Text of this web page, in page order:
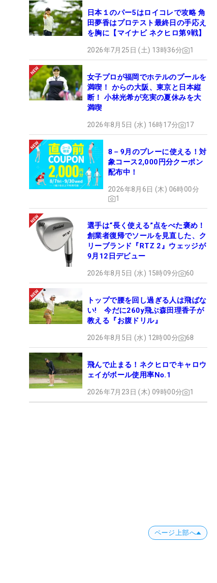
日本１のパー5はロイコレで攻略 角
田夢香はプロテスト最終日の手応え
を胸に【マイナビ ネクヒロ第9戦】
2026年7月25日 (土) 13時36分 1
女子プロが福岡でホテルのプールを
満喫！ からの大阪、東京と日本縦
断！ 小林光希が充実の夏休みを大
満喫
2026年8月5日 (水) 16時17分 17
8－9月のプレーに使える！対
象コース2,000円分クーポン
配布中！
2026年8月6日 (木) 06時00分
1
選手は“長く使える”点をべた褒め！
創業者復帰でソールを見直した、ク
リーブランド『RTZ 2』ウェッジが
9月12日デビュー
2026年8月5日 (水) 15時09分 60
トップで腰を回し過ぎる人は飛ばな
い! 今だに260y飛ぶ森田理香子が
教える『お腹ドリル』
2026年8月5日 (水) 12時00分 68
飛んで止まる！ネクヒロでキャロウ
ェイがボール使用率No.1
2026年7月23日 (木) 09時00分 1
ページ上部へ